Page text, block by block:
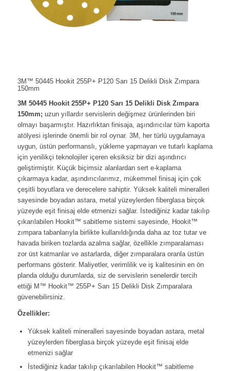
3M™ 50445 Hookit 255P+ P120 Sarı 15 Delikli Disk Zımpara
150mm
3M 50445 Hookit 255P+ P120 Sarı 15 Delikli Disk Zımpara
150mm; uzun yıllardır servislerin değişmez ürünlerinden biri
olmayı başarmıştır. Hazırlıktan finisaja, aşındırıcılar tüm kaporta
atölyesi işlerinde önemli bir rol oynar. 3M, her türlü uygulamaya
uygun, üstün performanslı, yükleme yapmayan ve tutarlı kaplama
için yenilikçi teknolojiler içeren eksiksiz bir dizi aşındırıcı
geliştirmiştir. Küçük biçimsiz alanlardan sert e-kaplama
çıkarmaya kadar, aşındırıcılarımız, mükemmel finisaj için çok
çeşitli boyutlara ve derecelere sahiptir. Yüksek kaliteli mineralleri
sayesinde boyadan astara, metal yüzeylerden fiberglasa birçok
yüzeyde eşit finisaj elde etmenizi sağlar. İstediğiniz kadar takılıp
çıkarılabilen Hookit™ sabitleme sistemi sayesinde, Hookit™
zımpara tabanlarıyla birlikte kullanıldığında daha az toz tutar ve
havada biriken tozlarda azalma sağlar, özellikle zımparalaması
zor üst katmanlar ve astarlarda, diğer zımparalara oranla üstün
performans gösterir. Maliyetler, verimlilik ve iş kalitesinin en ön
planda olduğu durumlarda, siz de servislerin senelerdir tercih
ettiği M™ Hookit™ 255P+ Sarı 15 Delikli Disk Zımparalara
güvenebilirsiniz.
Özellikler:
Yüksek kaliteli mineralleri sayesinde boyadan astara, metal
yüzeylerden fiberglasa birçok yüzeyde eşit finisaj elde
etmenizi sağlar
İstediğiniz kadar takılıp çıkarılabilen Hookit™ sabitleme